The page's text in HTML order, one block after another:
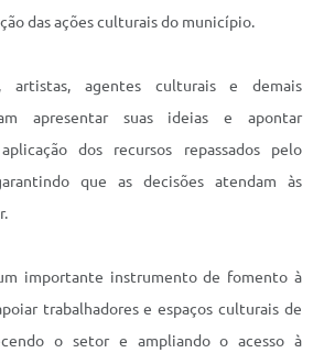
das ações culturais do município.
artistas, agentes culturais e demais
apresentar suas ideias e apontar
dos recursos repassados pelo
que as decisões atendam às
importante instrumento de fomento à
trabalhadores e espaços culturais de
o setor e ampliando o acesso à